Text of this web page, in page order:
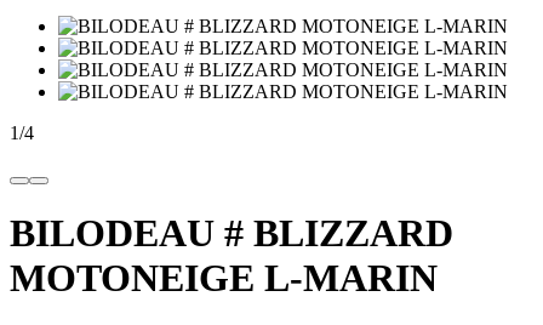
1/4
BILODEAU # BLIZZARD
MOTONEIGE L-MARIN